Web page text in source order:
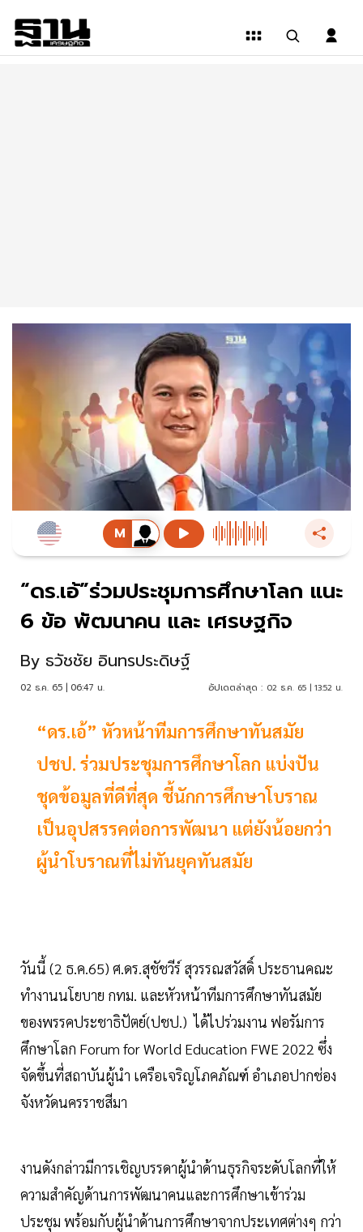
“ดร.เอ้”ร่วมประชุมการศึกษาโลก แนะ
6 ข้อ พัฒนาคน และ เศรษฐกิจ
By ธวัชชัย อินทรประดิษฐ์
02 ธ.ค. 65 | 06:47 น. อัปเดตล่าสุด : 02 ธ.ค. 65 | 13:52 น.
“ดร.เอ้” หัวหน้าทีมการศึกษาทันสมัย
ปชป. ร่วมประชุมการศึกษาโลก แบ่งปัน
ชุดข้อมูลที่ดีที่สุด ชี้นักการศึกษาโบราณ
เป็นอุปสรรคต่อการพัฒนา แต่ยังน้อยกว่า
ผู้นำโบราณที่ไม่ทันยุคทันสมัย
วันนี้ (2 ธ.ค.65) ศ.ดร.สุชัชวีร์ สุวรรณสวัสดิ์ ประธานคณะ
ทำงานนโยบาย กทม. และหัวหน้าทีมการศึกษาทันสมัย
ของพรรคประชาธิปัตย์(ปชป.) ได้ไปร่วมงาน ฟอรัมการ
ศึกษาโลก Forum for World Education FWE 2022 ซึ่ง
จัดขึ้นที่สถาบันผู้นำ เครือเจริญโภคภัณฑ์ อำเภอปากช่อง
จังหวัดนครราชสีมา
งานดังกล่าวมีการเชิญบรรดาผู้นำด้านธุรกิจระดับโลกที่ให้
ความสำคัญด้านการพัฒนาคนและการศึกษาเข้าร่วม
ประชุม พร้อมกับผู้นำด้านการศึกษาจากประเทศต่างๆ กว่า